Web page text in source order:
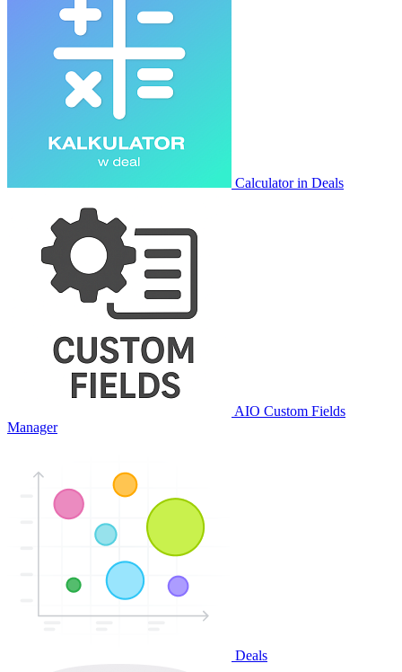
Calculator in Deals
AIO Custom Fields
Manager
Deals